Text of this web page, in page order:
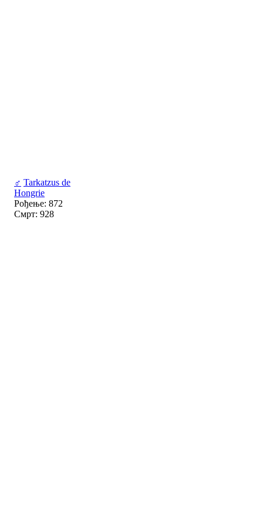
♂ Tarkatzus de
Hongrie
Рођење: 872
Смрт: 928